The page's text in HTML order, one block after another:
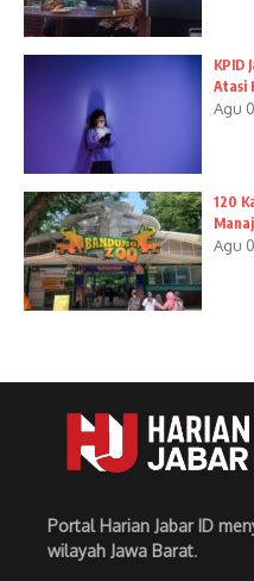
KPID
Atasi
Agu
120
Agu
Portal Harian Jabar ID
wilayah Jawa Barat.